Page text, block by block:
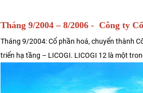
Tháng 9/2004 – 8/2006 - Công ty
Tháng 9/2004: Cổ phần hoá, chuyển thành
triển hạ tầng – LICOGI. LICOGI 12 là một